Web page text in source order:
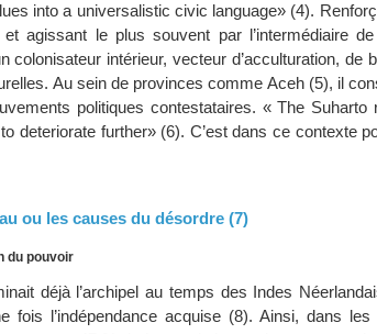
into a universalistic civic language» (4).
agissant le plus souvent par l’intermédiaire
colonisateur intérieur, vecteur d’acculturation, de
Au sein de provinces comme Aceh (5), il
politiques contestataires. « The
deteriorate further» (6). C’est dans ce contexte
ou les causes du désordre (7)
du pouvoir
déjà l’archipel au temps des Indes
fois l’indépendance acquise (8). Ainsi, dans